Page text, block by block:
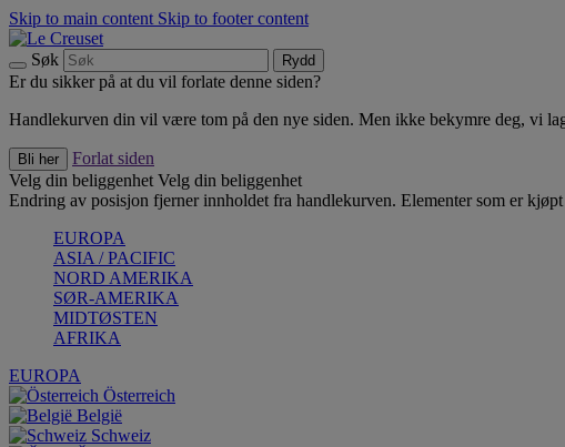
Skip to main content Skip to footer content
Søk Rydd
Er du sikker på at du vil forlate denne siden?
Handlekurven din vil være tom på den nye siden. Men ikke bekymre deg, vi
Bli her
Forlat siden
Velg din beliggenhet Velg din beliggenhet
Endring av posisjon fjerner innholdet fra handlekurven. Elementer som er
EUROPA
ASIA / PACIFIC
NORD AMERIKA
SØR-AMERIKA
MIDTØSTEN
AFRIKA
EUROPA
Österreich
België
Schweiz